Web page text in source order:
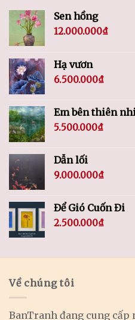
Sen hồng
12.000.000₫
Hạ vươn
6.500.000₫
Em bên thiên
5.500.000₫
Dẫn lối
9.000.000₫
Để Gió Cuốn Đi
2.500.000₫
Về chúng tôi
BanTranh đang cung cấp